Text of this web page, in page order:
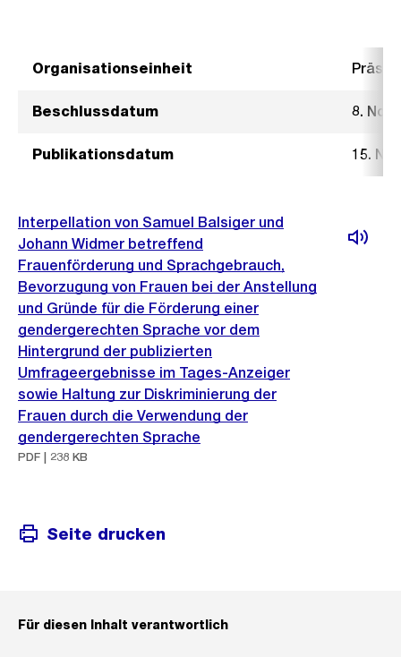
Organisationseinheit
Beschlussdatum 8.
Publikationsdatum 15.
Interpellation von Samuel Balsiger und
Johann Widmer betreffend
Frauenförderung und Sprachgebrauch,
Bevorzugung von Frauen bei der Anstellung
und Gründe für die Förderung einer
gendergerechten Sprache vor dem
Hintergrund der publizierten
Umfrageergebnisse im Tages-Anzeiger
sowie Haltung zur Diskriminierung der
Frauen durch die Verwendung der
gendergerechten Sprache
PDF | 238 KB
Seite drucken
Für diesen Inhalt verantwortlich